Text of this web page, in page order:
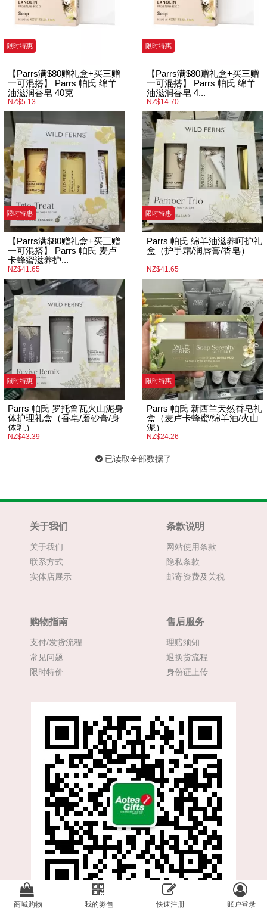
商城购物 我的劵包 快速注册 账户登录
限时特惠
【Parrs满$80赠礼盒+买三赠
一可混搭】 Parrs 帕氏 绵羊
油滋润香皂 40克
NZ$5.13
限时特惠
【Parrs满$80赠礼盒+买三赠
一可混搭】 Parrs 帕氏 绵羊
油滋润香皂 4...
NZ$14.70
限时特惠
【Parrs满$80赠礼盒+买三赠
一可混搭】 Parrs 帕氏 麦卢
卡蜂蜜滋养护...
NZ$41.65
限时特惠
Parrs 帕氏 绵羊油滋养呵护礼
盒（护手霜/润唇膏/香皂）
NZ$41.65
限时特惠
Parrs 帕氏 罗托鲁瓦火山泥身
体护理礼盒（香皂/磨砂膏/身
体乳）
NZ$43.39
限时特惠
Parrs 帕氏 新西兰天然香皂礼
盒（麦卢卡蜂蜜/绵羊油/火山
泥）
NZ$24.26
已读取全部数据了
关于我们
关于我们
联系方式
实体店展示
条款说明
网站使用条款
隐私条款
邮寄资费及关税
购物指南
支付/发货流程
常见问题
限时特价
售后服务
理赔须知
退换货流程
身份证上传